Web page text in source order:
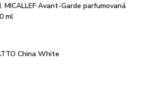
MICALLEF Avant-Garde parfumovaná
ml
China White